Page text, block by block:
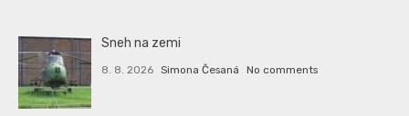
Sneh na zemi
8. 8. 2026 Simona Česaná No comments